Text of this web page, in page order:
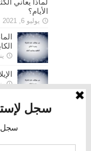
الأيام؟
يوليو 6, 2021